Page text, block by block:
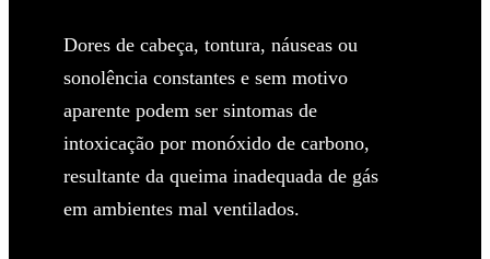
Dores de cabeça, tontura, náuseas ou
sonolência constantes e sem motivo
aparente podem ser sintomas de
intoxicação por monóxido de carbono,
resultante da queima inadequada de gás
em ambientes mal ventilados.